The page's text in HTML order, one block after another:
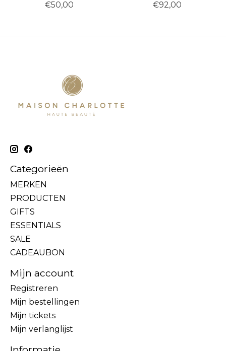
€50,00
€92,00
Categorieën
MERKEN
PRODUCTEN
GIFTS
ESSENTIALS
SALE
CADEAUBON
Mijn account
Registreren
Mijn bestellingen
Mijn tickets
Mijn verlanglijst